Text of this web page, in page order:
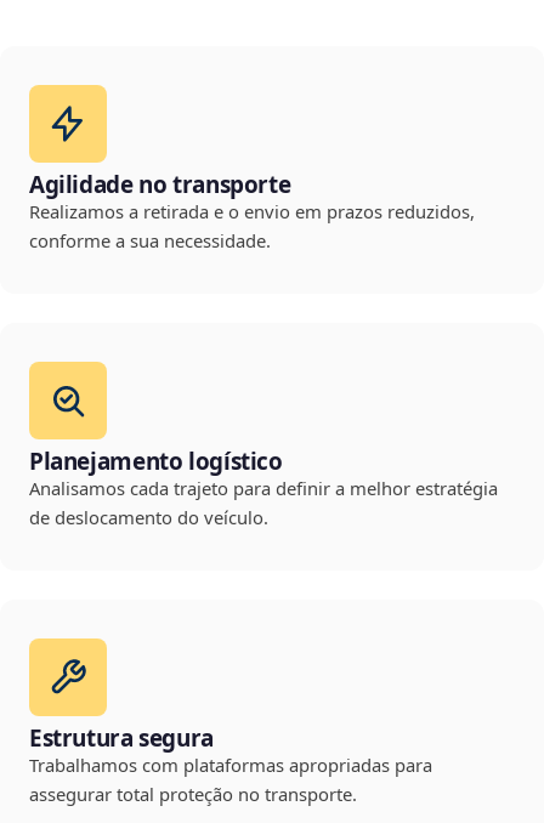
Agilidade no transporte
Realizamos a retirada e o envio em prazos reduzidos,
conforme a sua necessidade.
Planejamento logístico
Analisamos cada trajeto para definir a melhor estratégia
de deslocamento do veículo.
Estrutura segura
Trabalhamos com plataformas apropriadas para
assegurar total proteção no transporte.